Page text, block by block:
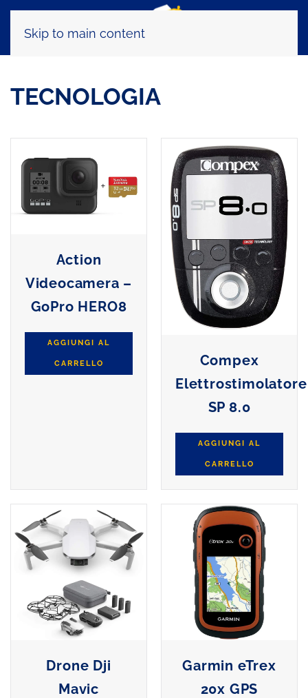
Skip to main content
TECNOLOGIA
Action
Videocamera –
GoPro HERO8
AGGIUNGI AL
CARRELLO
Compex
Elettrostimolatore
SP 8.0
AGGIUNGI AL
CARRELLO
Drone Dji
Mavic
Garmin eTrex
20x GPS